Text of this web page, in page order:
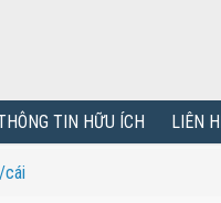
TIN HỮU ÍCH LIÊN
cái